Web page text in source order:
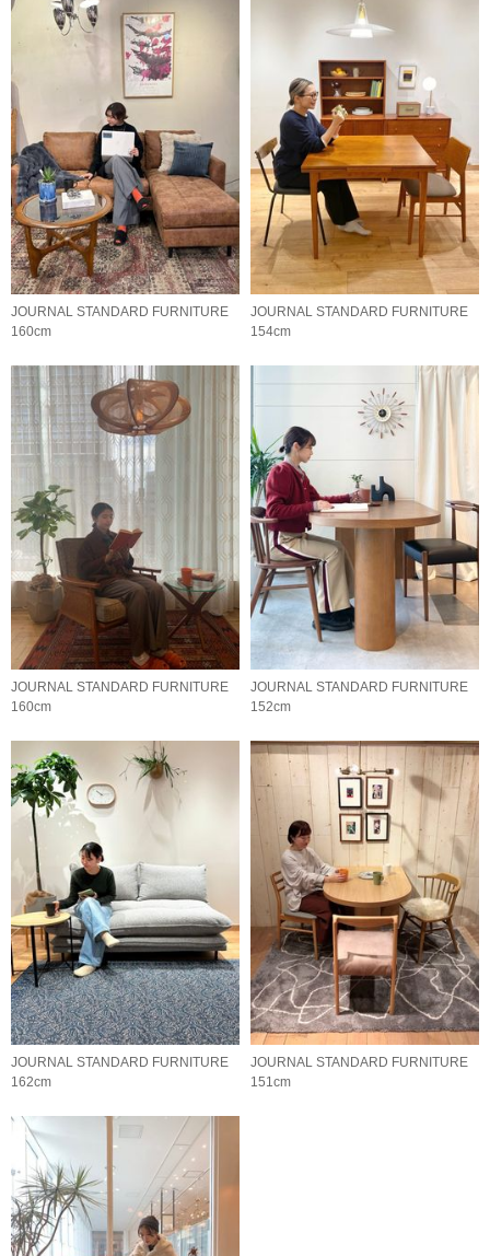
JOURNAL STANDARD FURNITURE
160cm
JOURNAL STANDARD FURNITURE
154cm
JOURNAL STANDARD FURNITURE
160cm
JOURNAL STANDARD FURNITURE
152cm
JOURNAL STANDARD FURNITURE
162cm
JOURNAL STANDARD FURNITURE
151cm